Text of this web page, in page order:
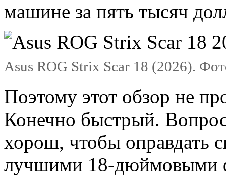
машине за пять тысяч
Asus ROG Strix Scar 18 (2026).
Поэтому этот обзор не
Конечно быстрый.
хорош, чтобы оправдать
лучшими 18-дюймовыми